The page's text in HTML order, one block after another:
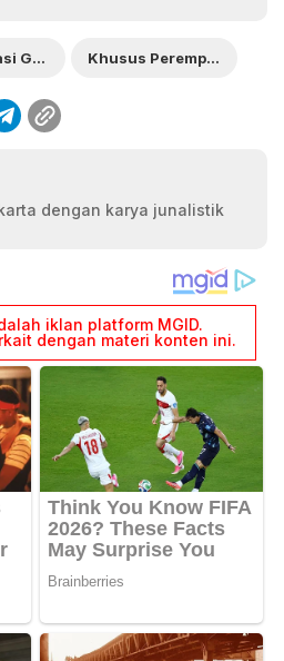
Rekomendasi Gym Khusus Perempuan
dengan karya junalistik